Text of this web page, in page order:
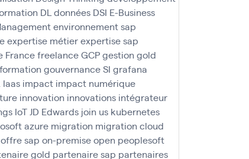
DL données DSI E-Business
environnement sap
expertise métierexpertise sap
FrancefreelanceGCPgestion gold
gouvernance SI grafana
Iaas impact impact numérique
innovation innovations intégrateur
IoT JD Edwards join us kubernetes
azure migration migration cloud
offre sap on-premiseopen peoplesoft
gold partenaire sap partenaires